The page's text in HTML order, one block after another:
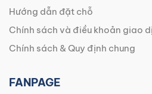
Hướng dẫn đặt chỗ
Chính sách và điều khoản giao
Chính sách & Quy định chung
FANPAGE